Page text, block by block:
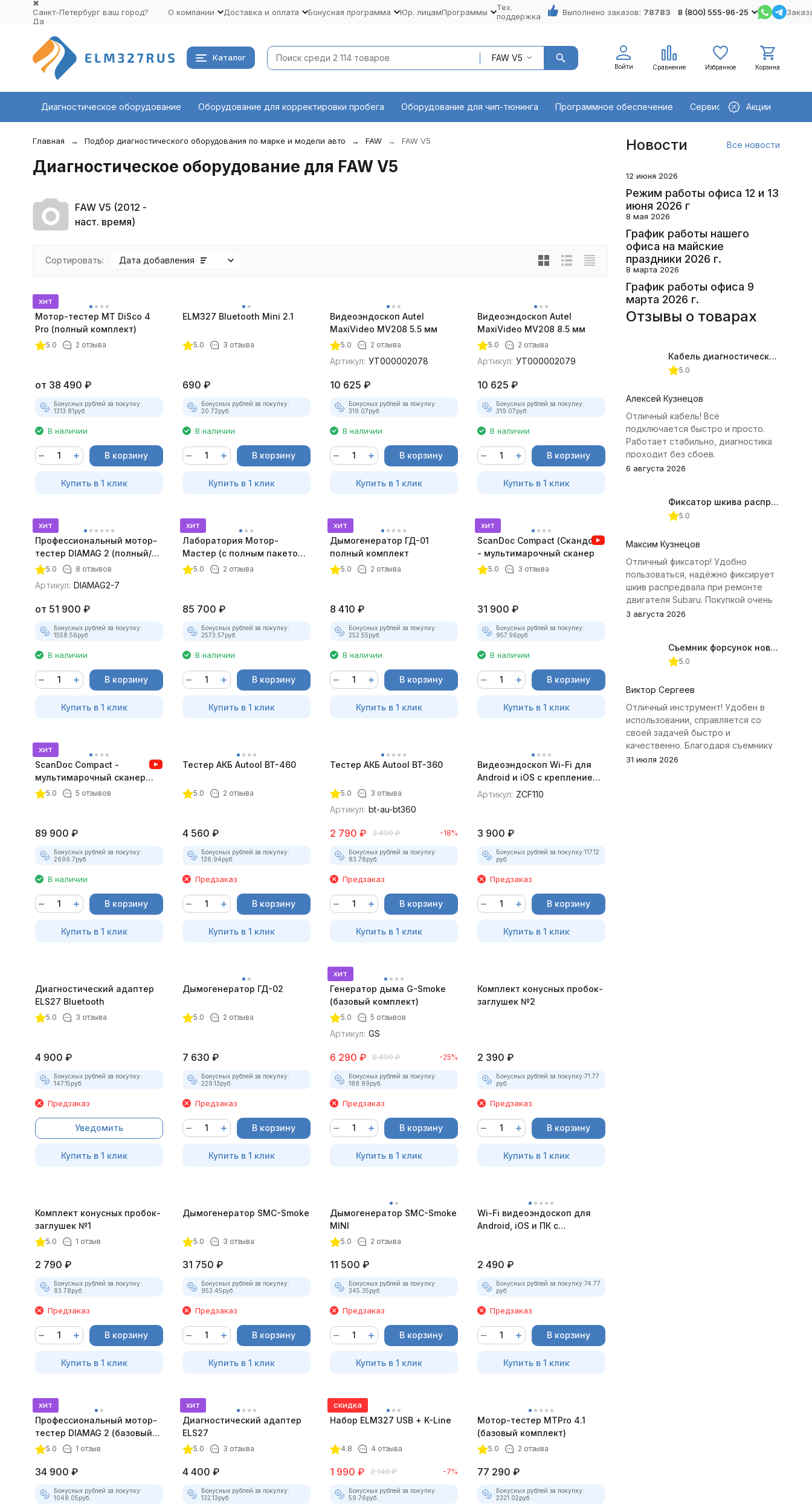
✖
Санкт-Петербург ваш город?
Да
О компании Доставка и оплата Бонусная программа Юр. лицамПрограммы
Тех.
поддержка
Выполнено заказов: 78783 8 (800) 555-96-25
Каталог FAW V5
Войти Сравнение Избранное Корзина
Диагностическое оборудование Оборудование для корректировки пробега Оборудование для чип-тюнинга Программное обеспечение Сервисное оборудование
Акции
Главная Подбор диагностического оборудования по марке и модели авто FAW FAW V5
Диагностическое оборудование для FAW V5
FAW V5 (2012 -
наст. время)
Сортировать: Дата добавления
хит
Мотор-тестер MT DiSco 4
Pro (полный комплект)
5.0 2 отзыва
от 38 490 ₽
Бонусных рублей за покупку:
1313.81руб.
В наличии
В корзину
Купить в 1 клик
ELM327 Bluetooth Mini 2.1
5.0 3 отзыва
690 ₽
Бонусных рублей за покупку:
20.72руб.
В наличии
В корзину
Купить в 1 клик
Видеоэндоскоп Autel
MaxiVideo MV208 5.5 мм
5.0 2 отзыва
Артикул: УТ000002078
10 625 ₽
Бонусных рублей за покупку:
319.07руб.
В наличии
В корзину
Купить в 1 клик
Видеоэндоскоп Autel
MaxiVideo MV208 8.5 мм
5.0 2 отзыва
Артикул: УТ000002079
10 625 ₽
Бонусных рублей за покупку:
319.07руб.
В наличии
В корзину
Купить в 1 клик
хит
Профессиональный мотор-
тестер DIAMAG 2 (полный/
максимальный комплект)
5.0 8 отзывов
Артикул: DIAMAG2-7
от 51 900 ₽
Бонусных рублей за покупку:
1558.56руб.
В наличии
В корзину
Купить в 1 клик
хит
Лаборатория Мотор-
Мастер (с полным пакетом
лицензий)
5.0 2 отзыва
85 700 ₽
Бонусных рублей за покупку:
2573.57руб.
В наличии
В корзину
Купить в 1 клик
хит
Дымогенератор ГД-01
полный комплект
5.0 2 отзыва
8 410 ₽
Бонусных рублей за покупку:
252.55руб.
В наличии
В корзину
Купить в 1 клик
хит
ScanDoc Compact (Скандок)
- мультимарочный сканер
5.0 3 отзыва
31 900 ₽
Бонусных рублей за покупку:
957.96руб.
В наличии
В корзину
Купить в 1 клик
хит
ScanDoc Compact -
мультимарочный сканер
(Полный)
5.0 5 отзывов
89 900 ₽
Бонусных рублей за покупку:
2699.7руб.
В наличии
В корзину
Купить в 1 клик
Тестер АКБ Autool BT-460
5.0 2 отзыва
4 560 ₽
Бонусных рублей за покупку:
136.94руб.
Предзаказ
В корзину
Купить в 1 клик
Тестер АКБ Autool BT-360
5.0 3 отзыва
Артикул: bt-au-bt360
2 790 ₽ 3 400 ₽ -18%
Бонусных рублей за покупку:
83.78руб.
Предзаказ
В корзину
Купить в 1 клик
Видеоэндоскоп Wi-Fi для
Android и iOS с креплением
для смартфона
Артикул: ZCF110
3 900 ₽
Бонусных рублей за покупку:117.12
руб.
Предзаказ
В корзину
Купить в 1 клик
Диагностический адаптер
ELS27 Bluetooth
5.0 3 отзыва
4 900 ₽
Бонусных рублей за покупку:
147.15руб.
Предзаказ
Уведомить
Купить в 1 клик
Дымогенератор ГД-02
5.0 2 отзыва
7 630 ₽
Бонусных рублей за покупку:
229.13руб.
Предзаказ
В корзину
Купить в 1 клик
хит
Генератор дыма G-Smoke
(базовый комплект)
5.0 5 отзывов
Артикул: GS
6 290 ₽ 8 400 ₽ -25%
Бонусных рублей за покупку:
188.89руб.
Предзаказ
В корзину
Купить в 1 клик
Комплект конусных пробок-
заглушек №2
2 390 ₽
Бонусных рублей за покупку:71.77
руб.
Предзаказ
В корзину
Купить в 1 клик
Комплект конусных пробок-
заглушек №1
5.0 1 отзыв
2 790 ₽
Бонусных рублей за покупку:
83.78руб.
Предзаказ
В корзину
Купить в 1 клик
Дымогенератор SMC-Smoke
5.0 3 отзыва
31 750 ₽
Бонусных рублей за покупку:
953.45руб.
Предзаказ
В корзину
Купить в 1 клик
Дымогенератор SMC-Smoke
MINI
5.0 2 отзыва
11 500 ₽
Бонусных рублей за покупку:
345.35руб.
Предзаказ
В корзину
Купить в 1 клик
Wi-Fi видеоэндоскоп для
Android, iOS и ПК с
2 490 ₽
Бонусных рублей за покупку:74.77
руб.
Предзаказ
В корзину
Купить в 1 клик
хит
Профессиональный мотор-
тестер DIAMAG 2 (базовый
комплект)
5.0 1 отзыв
34 900 ₽
Бонусных рублей за покупку:
1048.05руб.
хит
Диагностический адаптер
ELS27
5.0 3 отзыва
4 400 ₽
Бонусных рублей за покупку:
132.13руб.
скидка
Набор ELM327 USB + K-Line
4.8 4 отзыва
1 990 ₽ 2 140 ₽ -7%
Бонусных рублей за покупку:
59.76руб.
Мотор-тестер MTPro 4.1
(базовый комплект)
5.0 2 отзыва
77 290 ₽
Бонусных рублей за покупку:
2321.02руб.
Новости Все новости
12 июня 2026
Режим работы офиса 12 и 13
июня 2026 г
8 мая 2026
График работы нашего
офиса на майские
праздники 2026 г.
8 марта 2026
График работы офиса 9
марта 2026 г.
Отзывы о товарах
Кабель диагностический ГАЗ 24 для АВТОАС
5.0
Алексей Кузнецов
Отличный кабель! Всё
подключается быстро и просто.
Работает стабильно, диагностика
проходит без сбоев.
6 августа 2026
Фиксатор шкива распредвала (Subaru) JTC-4409
5.0
Максим Кузнецов
Отличный фиксатор! Удобно
пользоваться, надёжно фиксирует
шкив распредвала при ремонте
двигателя Subaru. Покупкой очень
доволен.
3 августа 2026
Съемник форсунок новых дизельных двигателей Jonnesway
5.0
Виктор Сергеев
Отличный инструмент! Удобен в
использовании, справляется со
своей задачей быстро и
качественно. Благодаря съемнику
удалось избежать лишних хлопот с
31 июля 2026